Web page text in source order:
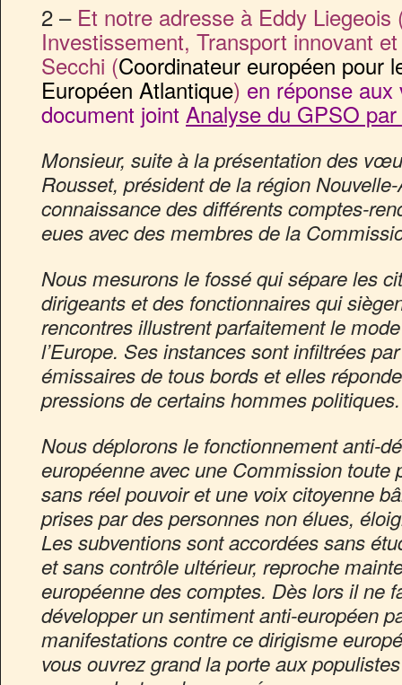
2 – Et notre adresse à Eddy Liegeois
Investissement, Transport innovant
Secchi (Coordinateur européen pour
Européen Atlantique) en réponse aux
document joint Analyse du GPSO
Monsieur, suite à la présentation des
Rousset, président de la région
connaissance des différents comptes-
eues avec des membres de la
Nous mesurons le fossé qui sépare les
dirigeants et des fonctionnaires qui
rencontres illustrent parfaitement le
l’Europe. Ses instances sont infiltrées
émissaires de tous bords et elles
pressions de certains hommes politiques.
Nous déplorons le fonctionnement anti-
européenne avec une Commission toute
sans réel pouvoir et une voix citoyenne
prises par des personnes non élues,
Les subventions sont accordées sans
et sans contrôle ultérieur, reproche
européenne des comptes. Dès lors il ne
développer un sentiment anti-européen
manifestations contre ce dirigisme
vous ouvrez grand la porte aux